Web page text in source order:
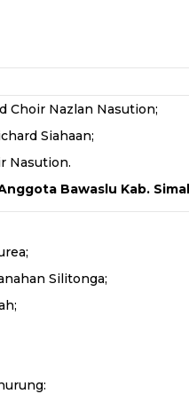
Choir Nazlan Nasution;
Siahaan;
Nasution.
Bawaslu Kab.
Silitonga;